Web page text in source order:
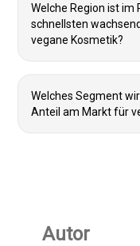
Welche Region ist
schnellsten
vegane Kosmetik?
Welches Segment
Anteil am Markt für
Autor